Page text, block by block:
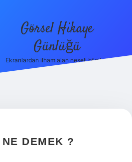
Görsel Hikaye
Günlüğü
Ekranlardan ilham alan neşeli bilgiler!
DEMEK ?